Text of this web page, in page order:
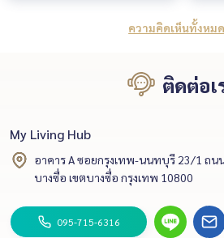
ความคิดเห็นทั้งหมด
ติดต่อเ
My Living Hub
อาคาร A ซอยกรุงเทพ-นนทบุรี 23/1 ถน
บางซื่อ เขตบางซื่อ กรุงเทพ 10800
095-715-6316